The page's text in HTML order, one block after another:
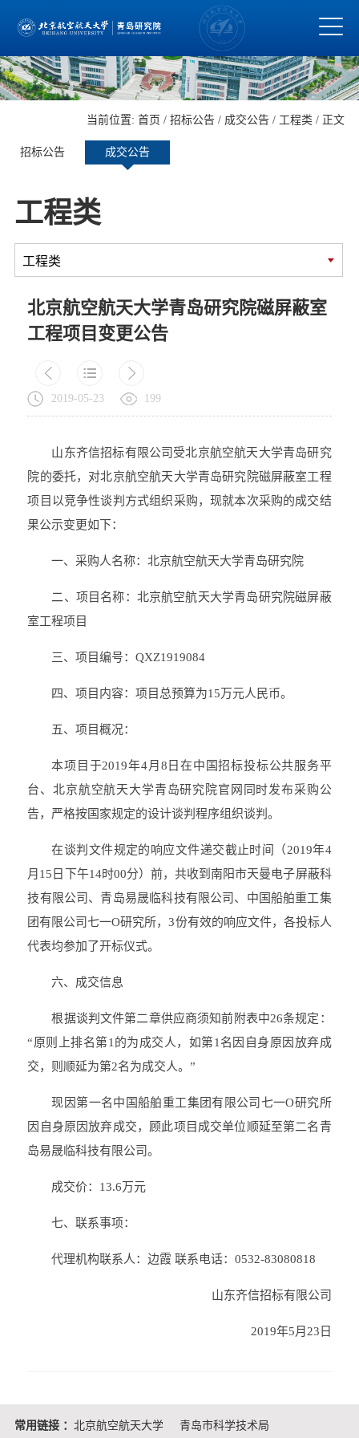
当前位置:首页 /招标公告 / 成交公告 / 工程类 / 正文
招标公告 成交公告
工程类
北京航空航天大学青岛研究院磁屏蔽室
工程项目变更公告
2019-05-23 199
山东齐信招标有限公司受北京航空航天大学青岛研究
院的委托，对北京航空航天大学青岛研究院磁屏蔽室工程
项目以竞争性谈判方式组织采购，现就本次采购的成交结
果公示变更如下：
一、采购人名称：北京航空航天大学青岛研究院
二、项目名称：北京航空航天大学青岛研究院磁屏蔽
室工程项目
三、项目编号：QXZ1919084
四、项目内容：项目总预算为15万元人民币。
五、项目概况：
本项目于2019年4月8日在中国招标投标公共服务平
台、北京航空航天大学青岛研究院官网同时发布采购公
告，严格按国家规定的设计谈判程序组织谈判。
在谈判文件规定的响应文件递交截止时间（2019年4
月15日下午14时00分）前，共收到南阳市天曼电子屏蔽科
技有限公司、青岛易晟临科技有限公司、中国船舶重工集
团有限公司七一O研究所，3份有效的响应文件，各投标人
代表均参加了开标仪式。
六、成交信息
根据谈判文件第二章供应商须知前附表中26条规定：
“原则上排名第1的为成交人，如第1名因自身原因放弃成
交，则顺延为第2名为成交人。”
现因第一名中国船舶重工集团有限公司七一O研究所
因自身原因放弃成交，顾此项目成交单位顺延至第二名青
岛易晟临科技有限公司。
成交价：13.6万元
七、联系事项：
代理机构联系人：边霞 联系电话：0532-83080818
山东齐信招标有限公司
2019年5月23日
常用链接 ： 北京航空航天大学 青岛市科学技术局